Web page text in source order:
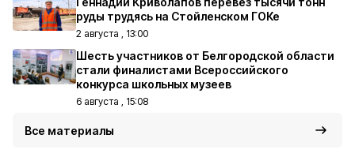
руды трудясь на Стойленском ГОКе
2 августа , 13:00
Шесть участников от Белгородской области
стали финалистами Всероссийского
конкурса школьных музеев
6 августа , 15:08
Все материалы